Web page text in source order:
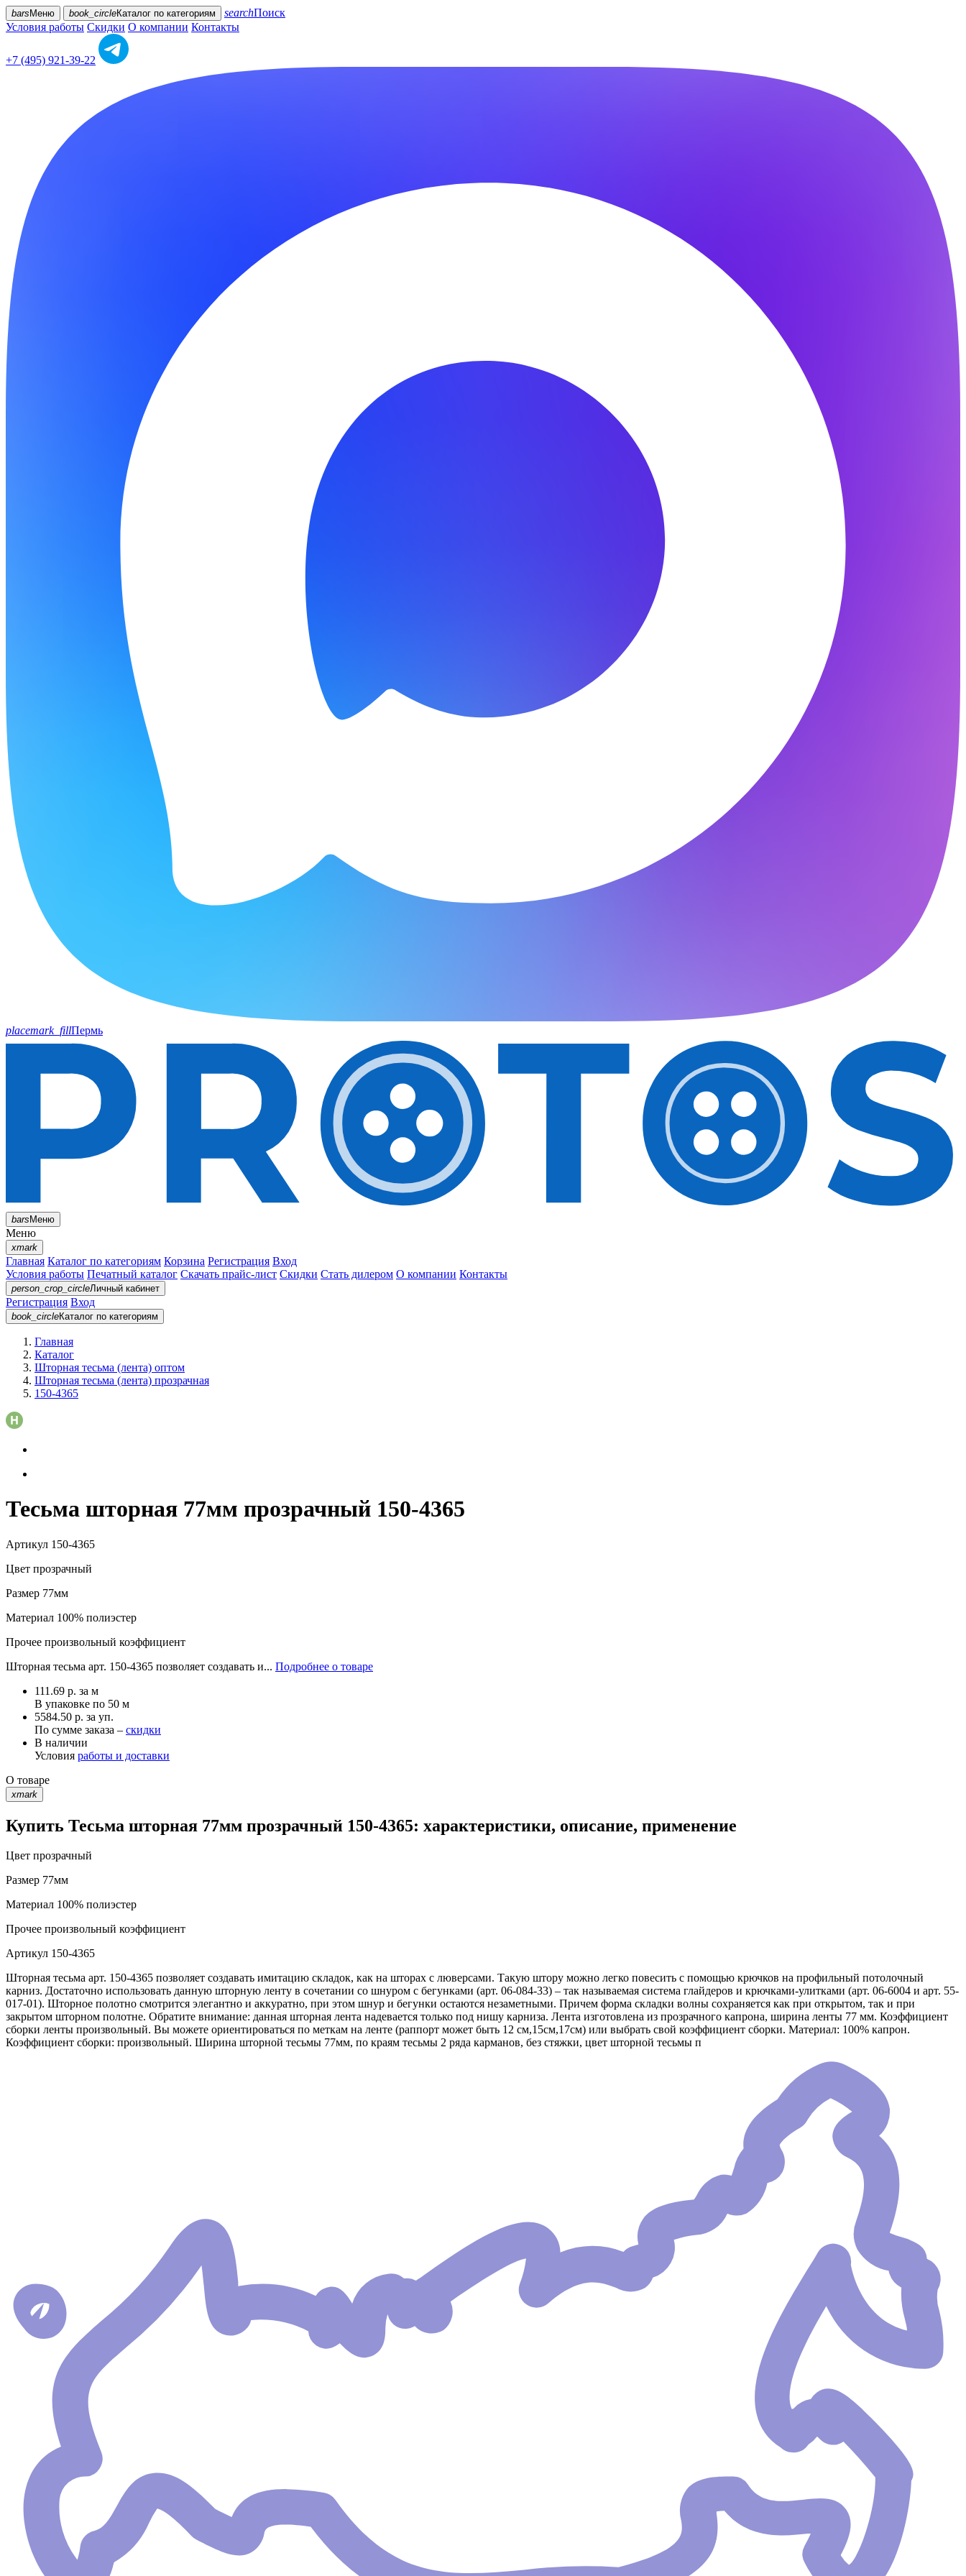
bars Меню book_circleКаталог по категориям searchПоиск
Условия работы Скидки О компании Контакты
+7 (495) 921-39-22
placemark_fillПермь
barsМеню
Меню
xmark
Главная Каталог по категориям Корзина Регистрация Вход
Условия работы Печатный каталог Скачать прайс-лист Скидки Стать дилером О компании Контакты
person_crop_circleЛичный кабинет
Регистрация Вход
book_circleКаталог по категориям
Главная
Каталог
Шторная тесьма (лента) оптом
Шторная тесьма (лента) прозрачная
150-4365
Тесьма шторная 77мм прозрачный 150-4365
Артикул 150-4365
Цвет прозрачный
Размер 77мм
Материал 100% полиэстер
Прочее произвольный коэффициент
Шторная тесьма арт. 150-4365 позволяет создавать и... Подробнее о товаре
111.69 р. за м
В упаковке по 50 м
5584.50 р. за уп.
По сумме заказа – скидки
В наличии
Условия работы и доставки
О товаре
xmark
Купить Тесьма шторная 77мм прозрачный 150-4365: характеристики, описание, применение
Цвет прозрачный
Размер 77мм
Материал 100% полиэстер
Прочее произвольный коэффициент
Артикул 150-4365
Шторная тесьма арт. 150-4365 позволяет создавать имитацию складок, как на шторах с люверсами. Такую штору можно легко повесить с помощью крючков на профильный потолочный
карниз. Достаточно использовать данную шторную ленту в сочетании со шнуром с бегунками (арт. 06-084-33) – так называемая система глайдеров и крючками-улитками (арт. 06-6004 и арт. 55-
017-01). Шторное полотно смотрится элегантно и аккуратно, при этом шнур и бегунки остаются незаметными. Причем форма складки волны сохраняется как при открытом, так и при
закрытом шторном полотне. Обратите внимание: данная шторная лента надевается только под нишу карниза. Лента изготовлена из прозрачного капрона, ширина ленты 77 мм. Коэффициент
сборки ленты произвольный. Вы можете ориентироваться по меткам на ленте (раппорт может быть 12 см,15см,17см) или выбрать свой коэффициент сборки. Материал: 100% капрон.
Коэффициент сборки: произвольный. Ширина шторной тесьмы 77мм, по краям тесьмы 2 ряда карманов, без стяжки, цвет шторной тесьмы п